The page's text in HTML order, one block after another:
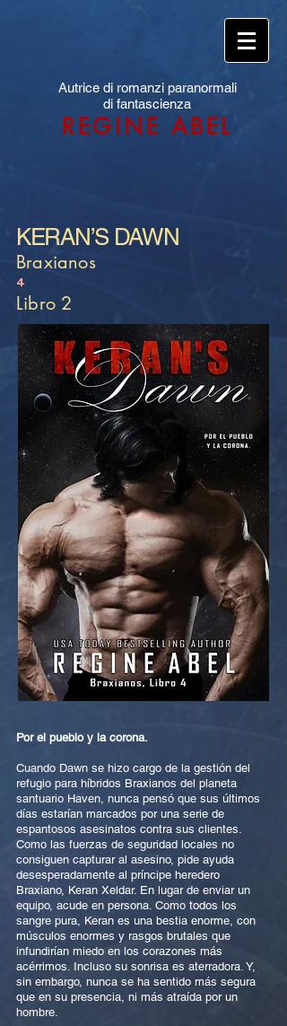
Autrice di romanzi paranormali
di fantascienza
REGINE ABEL
KERAN’S DAWN
Braxianos
4
Libro 2
Por el pueblo y la corona.
Cuando Dawn se hizo cargo de la gestión del
refugio para híbridos Braxianos del planeta
santuario Haven, nunca pensó que sus últimos
días estarían marcados por una serie de
espantosos asesinatos contra sus clientes.
Como las fuerzas de seguridad locales no
consiguen capturar al asesino, pide ayuda
desesperadamente al príncipe heredero
Braxiano, Keran Xeldar. En lugar de enviar un
equipo, acude en persona. Como todos los
sangre pura, Keran es una bestia enorme, con
músculos enormes y rasgos brutales que
infundirían miedo en los corazones más
acérrimos. Incluso su sonrisa es aterradora. Y,
sin embargo, nunca se ha sentido más segura
que en su presencia, ni más atraída por un
hombre.